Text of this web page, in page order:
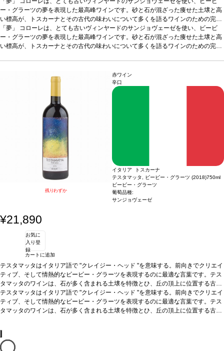
ー・グラーツの夢を表現した最高峰ワインです。砂と石が混ざった痩せた土壌と高
い標高が、トスカーナとその古代の味わいについて多くを語るワインのための完璧
なテロワールを作り出しています。全生産量のうち、最良の数樽のみがコローレと
なるのです。テイスティングノートコローレは私の初恋であり、信じられないほ
ど素晴らしい世界レベルのワインを生み出す古木への愛情です。2020 年の気候は
ンテージのパワーと私たちの葡萄のエレガンスが調和し、完璧で生き生きとした緊
張感を持ったワイン。私たちはこうしてサークルを閉じました。今年は、これまで
で最高のコローレができたと思います。byビービー・グラーツ
*本ヴィンテージが在庫切れの場合、在庫があり価格が同様の場合は自動的に次の
ヴィンテージに変更されます、ご了承ください。
「夢」
コローレは、とても古いヴィンヤードのサンジョヴェーゼを使い、ビービ
ー・グラーツの夢を表現した最高峰ワインです。砂と石が混ざった痩せた土壌と高
い標高が、トスカーナとその古代の味わいについて多くを語るワインのための完璧
ど素晴らしい世界レベルのワインを生み出す古木への愛情です。2020 年の気候は
例年より暖かく、力強いヴィンテージをもたらしてくれました。私たちの古木、高
い標高、開けた土地の組み合わせが、魔法のような効果を生み出したのです。ヴィ
ンテージのパワーと私たちの葡萄のエレガンスが調和し、完璧で生き生きとした緊
張感を持ったワイン。私たちはこうしてサークルを閉じました。今年は、これまで
で最高のコローレができたと思います。byビービー・グラーツ
残りわずか
赤ワイン
辛口
イタリア トスカーナ
テスタマッタ, ビービー・グラーツ (2018)750ml
ビービー・グラーツ
葡萄品種:
サンジョヴェーゼ
¥21,890
お気に
入り登
録
カートに追加
テスタマッタはイタリア語で "クレイジー・ヘッド "を意味する。前向きでクリエイ
ティブ、そして情熱的なビービー・グラーツを表現するのに最適な言葉です。テス
タマッタのワインは、石が多く含まれる土壌を特徴とひ、丘の頂上に位置する古樹
のサンジョヴェーゼのピュアで、ミネラルを含み、透明感を表している。サンジョ
ヴェーゼ100％のスーパータスカン、伝統と創造性の融合。テイスティングノート
サンジョヴェーゼ品種のエレガンスは、常にテスタマッタワインの主な特徴。フレ
ー、ブルーベリーを示し、ほのかにアーシー、軽いミネラルが支える。際立った凝
縮味と絹のように滑らかなでしっかりしたタンニンを伴い、長い余韻の後味へと続
く。濃厚、洗練している。
テスタマッタはイタリア語で "クレイジー・ヘッド "を意味する。前向きでクリエイ
ティブ、そして情熱的なビービー・グラーツを表現するのに最適な言葉です。テス
タマッタのワインは、石が多く含まれる土壌を特徴とひ、丘の頂上に位置する古樹
ヴェーゼ100％のスーパータスカン、伝統と創造性の融合。
サンジョヴェーゼ品種のエレガンスは、常にテスタマッタワインの主な特徴。フレ
ッシュでフルーティ、エレガントで長い後味が続く。たっぷりとしたブラックベリ